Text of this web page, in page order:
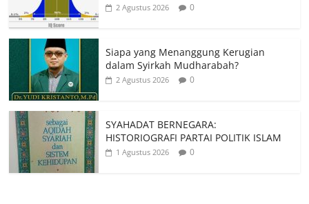
2 Agustus 2026 0
Siapa yang Menanggung Kerugian
dalam Syirkah Mudharabah?
2 Agustus 2026 0
SYAHADAT BERNEGARA:
HISTORIOGRAFI PARTAI POLITIK ISLAM
1 Agustus 2026 0